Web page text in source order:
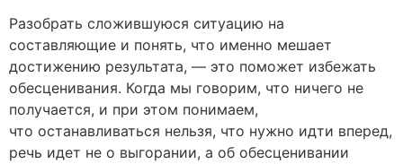
Разобрать сложившуюся ситуацию на
составляющие и понять, что именно мешает
достижению результата, — это поможет избежать
обесценивания. Когда мы говорим, что ничего не
получается, и при этом понимаем,
что останавливаться нельзя, что нужно идти вперед,
речь идет не о выгорании, а об обесценивании